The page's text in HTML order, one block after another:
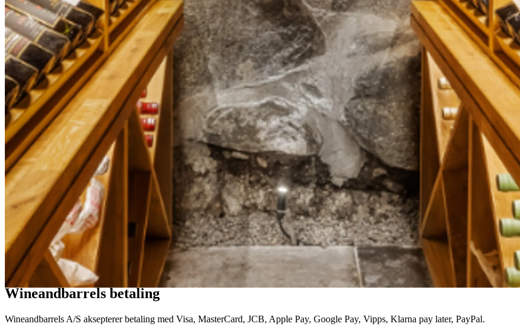
Betaling
Välj fritt mellan våra många betalningsalternativ.
Wineandbarrels betaling
Wineandbarrels A/S aksepterer betaling med Visa, MasterCard, JCB, Apple Pay, Google Pay, Vipps, Klarna pay later, PayPal.